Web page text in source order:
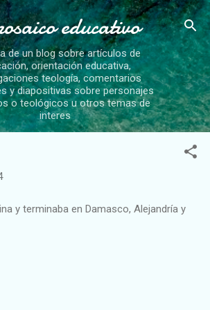
Ir al contenido principal
educativo
de un blog sobre artículos de
orientación educativa,
teología, comentarios
y diapositivas sobre personajes
o teológicos u otros temas de
interes
y terminaba en Damasco, Alejandría y